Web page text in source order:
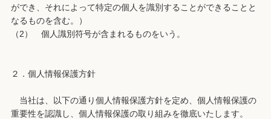
ができ、それによって特定の個人を識別することができることと
なるものを含む。）
（2） 個人識別符号が含まれるものをいう。
２．個人情報保護方針
当社は、以下の通り個人情報保護方針を定め、個人情報保護の
重要性を認識し、個人情報保護の取り組みを徹底いたします。